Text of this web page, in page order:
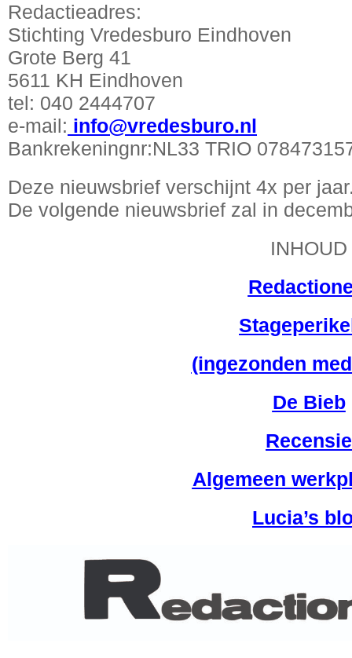
Redactieadres:
Stichting Vredesburo Eindhoven
Grote Berg 41
5611 KH Eindhoven
tel: 040 2444707
e-mail: info@vredesburo.nl
Bankrekeningnr:NL33 TRIO
Deze nieuwsbrief verschijnt 4x per
De volgende nieuwsbrief zal in
INHOUD
(ingezonden
De Bieb
Recensie
Algemeen
Lucia’s